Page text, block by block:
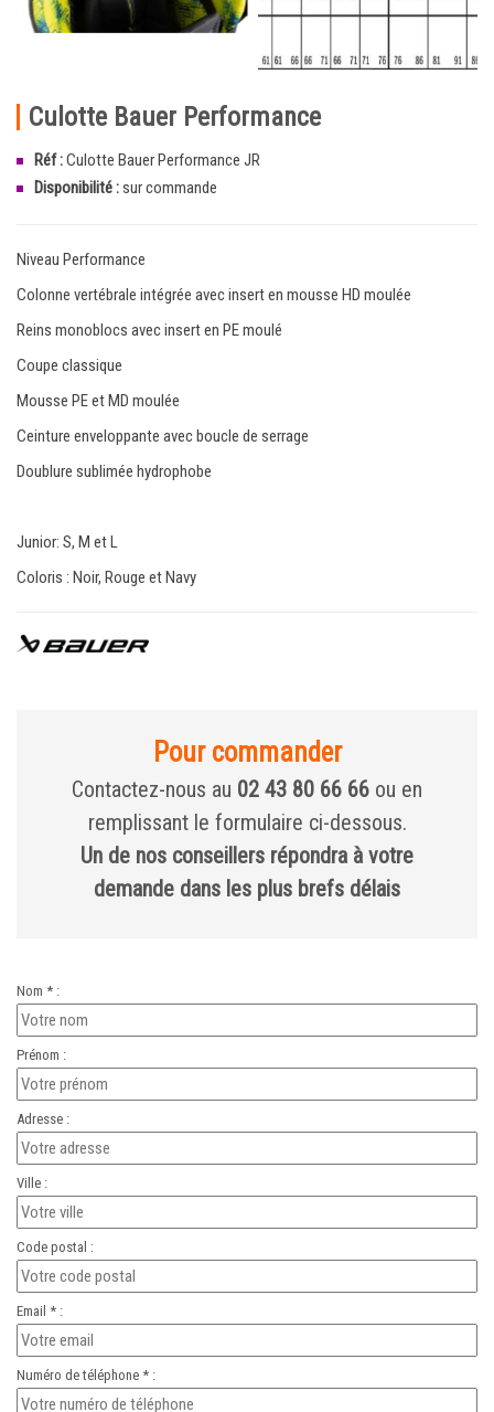
Culotte Bauer Performance
Réf :Culotte Bauer Performance JR
Disponibilité :sur commande
Niveau Performance
Colonne vertébrale intégrée avec insert en mousse HD moulée
Reins monoblocs avec insert en PE moulé
Coupe classique
Mousse PE et MD moulée
Ceinture enveloppante avec boucle de serrage
Doublure sublimée hydrophobe
Junior: S, M et L
Coloris : Noir, Rouge et Navy
Pour commander
Contactez-nous au 02 43 80 66 66 ou en
remplissant le formulaire ci-dessous.
Un de nos conseillers répondra à votre
demande dans les plus brefs délais
Nom * :
Prénom :
Adresse :
Ville :
Code postal :
Email * :
Numéro de téléphone * :